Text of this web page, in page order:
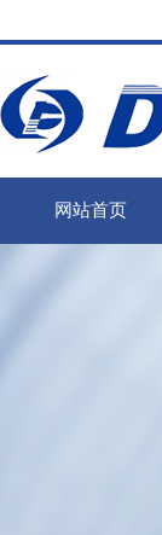
网站首页